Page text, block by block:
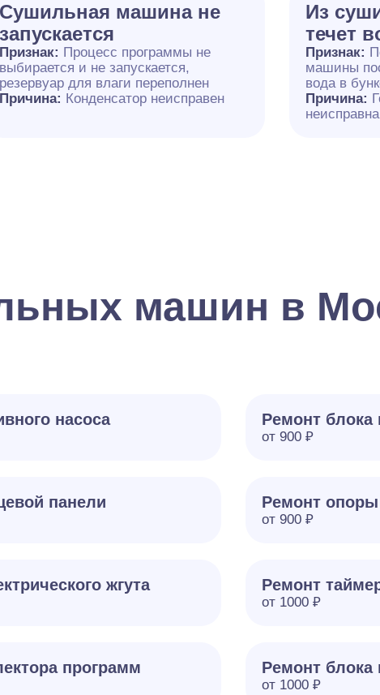
Сушильная машина не
запускается
Признак: Процесс программы не
выбирается и не запускается,
резервуар для влаги переполнен
Причина: Конденсатор неисправен
Из
течет
Признак:
машины
вода в
Причина:
неисправна
машин в
насоса Ремонт блока
от 900 ₽
панели Ремонт опоры
от 900 ₽
жгута Ремонт
от 1000 ₽
программ Ремонт блока
от 1000 ₽